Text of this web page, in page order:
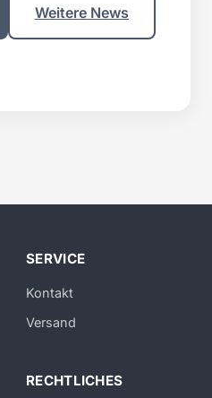
Weitere News
SERVICE
Kontakt
Versand
RECHTLICHES